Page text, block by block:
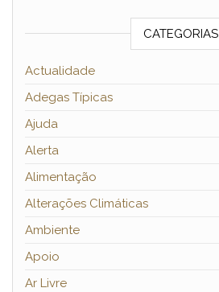
CATEGORIAS
Actualidade
Adegas Típicas
Ajuda
Alerta
Alimentação
Alterações Climáticas
Ambiente
Apoio
Ar Livre